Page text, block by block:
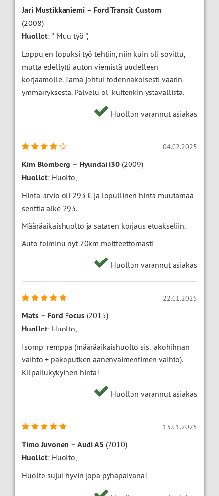
Jari Mustikkaniemi – Ford Transit Custom
(2008)
Huollot: * Muu työ *,
Loppujen lopuksi työ tehtiin, niin kuin oli sovittu,
mutta edellytti auton viemistä uudelleen
korjaamolle. Tämä johtui todennäköisesti väärin
ymmärryksestä. Palvelu oli kuitenkin ystävällistä.
Huollon varannut asiakas
04.02.2025
Kim Blomberg – Hyundai i30 (2009)
Huollot: Huolto,
Hinta-arvio oli 293 € ja lopullinen hinta muutamaa
senttiä alke 293.
Määräaikaishuolto ja satasen korjaus etuakseliin.
Auto toiminu nyt 70km moitteettomasti
Huollon varannut asiakas
22.01.2025
Mats – Ford Focus (2015)
Huollot: Huolto,
Isompi remppa (määräaikaishuolto sis. jakohihnan
vaihto + pakoputken äänenvaimentimen vaihto).
Kilpailukykyinen hinta!
Huollon varannut asiakas
13.01.2025
Timo Juvonen –Audi A5 (2010)
Huollot: Huolto,
Huolto sujui hyvin jopa pyhäpäivänä!